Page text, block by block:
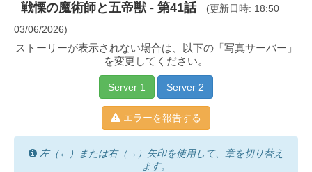
戦慄の魔術師と五帝獣 - 第41話
(更新日時: 18:50
03/06/2026)
ストーリーが表示されない場合は、以下の「写真サーバー」
を変更してください。
Server 1 Server 2
エラーを報告する
左（←）または右（→）矢印を使用して、章を切り替え
ます。